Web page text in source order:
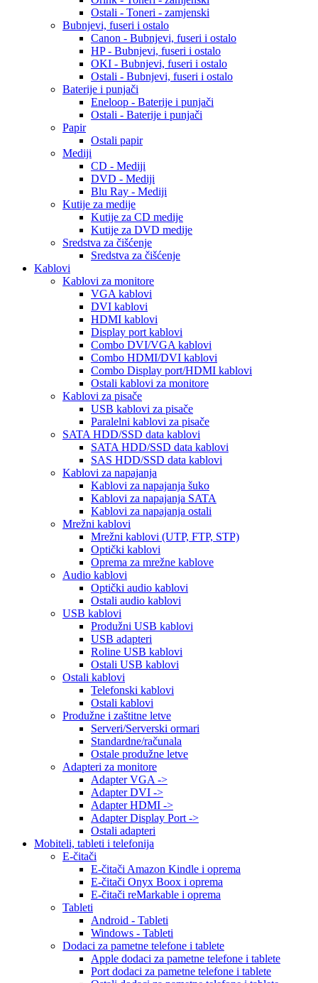
Ostali - Toneri - zamjenski
Bubnjevi, fuseri i ostalo
Canon - Bubnjevi, fuseri i ostalo
HP - Bubnjevi, fuseri i ostalo
OKI - Bubnjevi, fuseri i ostalo
Ostali - Bubnjevi, fuseri i ostalo
Baterije i punjači
Eneloop - Baterije i punjači
Ostali - Baterije i punjači
Papir
Ostali papir
Mediji
CD - Mediji
DVD - Mediji
Blu Ray - Mediji
Kutije za medije
Kutije za CD medije
Kutije za DVD medije
Sredstva za čišćenje
Sredstva za čišćenje
Kablovi
Kablovi za monitore
VGA kablovi
DVI kablovi
HDMI kablovi
Display port kablovi
Combo DVI/VGA kablovi
Combo HDMI/DVI kablovi
Combo Display port/HDMI kablovi
Ostali kablovi za monitore
Kablovi za pisače
USB kablovi za pisače
Paralelni kablovi za pisače
SATA HDD/SSD data kablovi
SATA HDD/SSD data kablovi
SAS HDD/SSD data kablovi
Kablovi za napajanja
Kablovi za napajanja šuko
Kablovi za napajanja SATA
Kablovi za napajanja ostali
Mrežni kablovi
Mrežni kablovi (UTP, FTP, STP)
Optički kablovi
Oprema za mrežne kablove
Audio kablovi
Optički audio kablovi
Ostali audio kablovi
USB kablovi
Produžni USB kablovi
USB adapteri
Roline USB kablovi
Ostali USB kablovi
Ostali kablovi
Telefonski kablovi
Ostali kablovi
Produžne i zaštitne letve
Serveri/Serverski ormari
Standardne/računala
Ostale produžne letve
Adapteri za monitore
Adapter VGA ->
Adapter DVI ->
Adapter HDMI ->
Adapter Display Port ->
Ostali adapteri
Mobiteli, tableti i telefonija
E-čitači
E-čitači Amazon Kindle i oprema
E-čitači Onyx Boox i oprema
E-čitači reMarkable i oprema
Tableti
Android - Tableti
Windows - Tableti
Dodaci za pametne telefone i tablete
Apple dodaci za pametne telefone i tablete
Port dodaci za pametne telefone i tablete